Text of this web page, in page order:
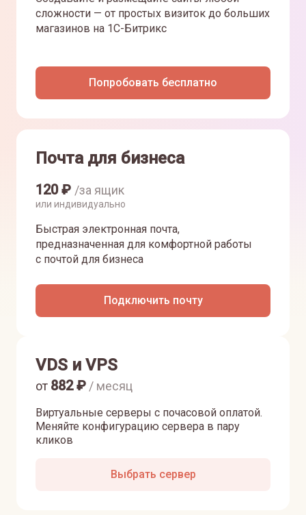
сложности — от простых визиток до больших
магазинов на 1С-Битрикс
Попробовать бесплатно
Почта для бизнеса
120₽ /за ящик
или индивидуально
Быстрая электронная почта,
предназначенная для комфортной работы
с почтой для бизнеса
Подключить почту
VDS и VPS
Виртуальные серверы с почасовой оплатой.
Меняйте конфигурацию сервера в пару
кликов
от 882₽ / месяц
Выбрать сервер